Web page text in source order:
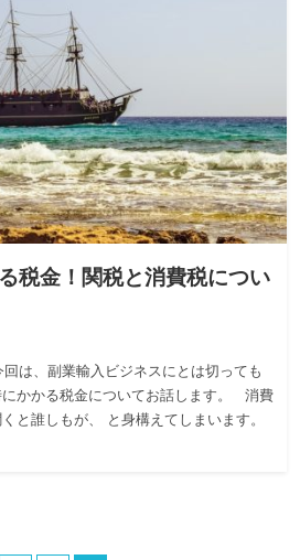
税金！関税と消費税につい
は、副業輸入ビジネスにとは切っても
かかる税金についてお話します。 消費
と誰しもが、 と身構えてしまいます。